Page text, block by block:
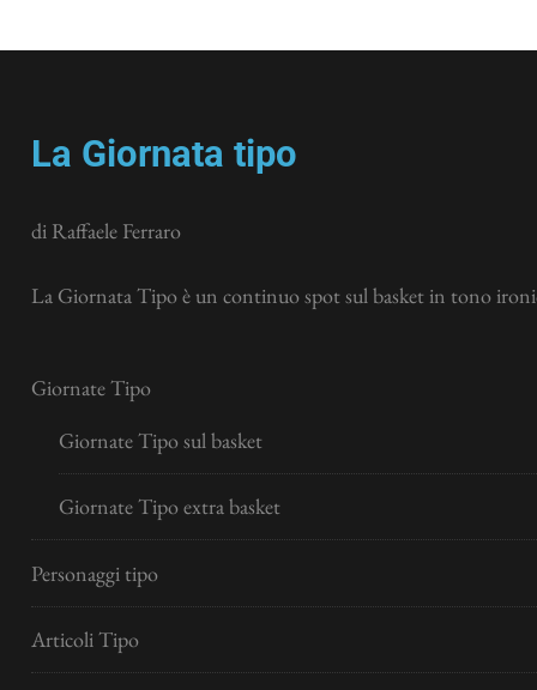
La Giornata tipo
di Raffaele Ferraro
La Giornata Tipo è un continuo spot sul basket in tono
Giornate Tipo
Giornate Tipo sul basket
Giornate Tipo extra basket
Personaggi tipo
Articoli Tipo